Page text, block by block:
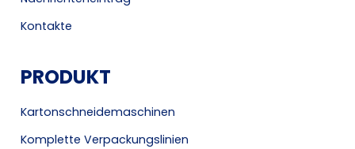
Kontakte
PRODUKT
Kartonschneidemaschinen
Komplette Verpackungslinien